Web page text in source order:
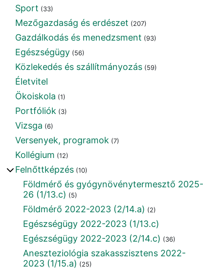
Sport (33)
Mezőgazdaság és erdészet (207)
Gazdálkodás és menedzsment (93)
Egészségügy (56)
Közlekedés és szállítmányozás (59)
Életvitel
Ökoiskola (1)
Portfóliók (3)
Vizsga (6)
Versenyek, programok (7)
Kollégium (12)
Felnőttképzés (10)
Földmérő és gyógynövénytermesztő 2025-
26 (1/13.c) (5)
Földmérő 2022-2023 (2/14.a) (2)
Egészségügy 2022-2023 (1/13.c)
Egészségügy 2022-2023 (2/14.c) (36)
Aneszteziológia szakasszisztens 2022-
2023 (1/15.a) (25)